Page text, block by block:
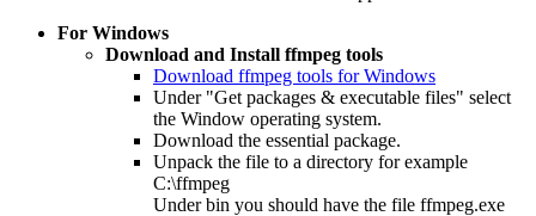
For Windows
Download and Install ffmpeg tools
Download ffmpeg tools for Windows
Under "Get packages & executable files" select
the Window operating system.
Download the essential package.
Unpack the file to a directory for example
C:\ffmpeg
Under bin you should have the file ffmpeg.exe